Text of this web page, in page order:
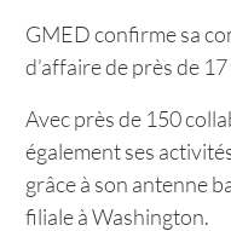
GMED confirme sa
d’affaire de près de
Avec près de 150
également ses
grâce à son antenne
filiale à Washington.